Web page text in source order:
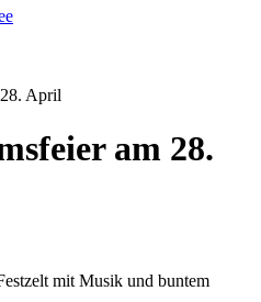
April
am 28.
mit Musik und buntem